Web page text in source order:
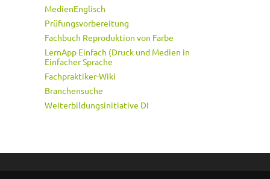
MedienEnglisch
Prüfungsvorbereitung
Fachbuch Reproduktion von Farbe
LernApp Einfach (Druck und Medien in
Einfacher Sprache
Fachpraktiker-Wiki
Branchensuche
Weiterbildungsinitiative DI